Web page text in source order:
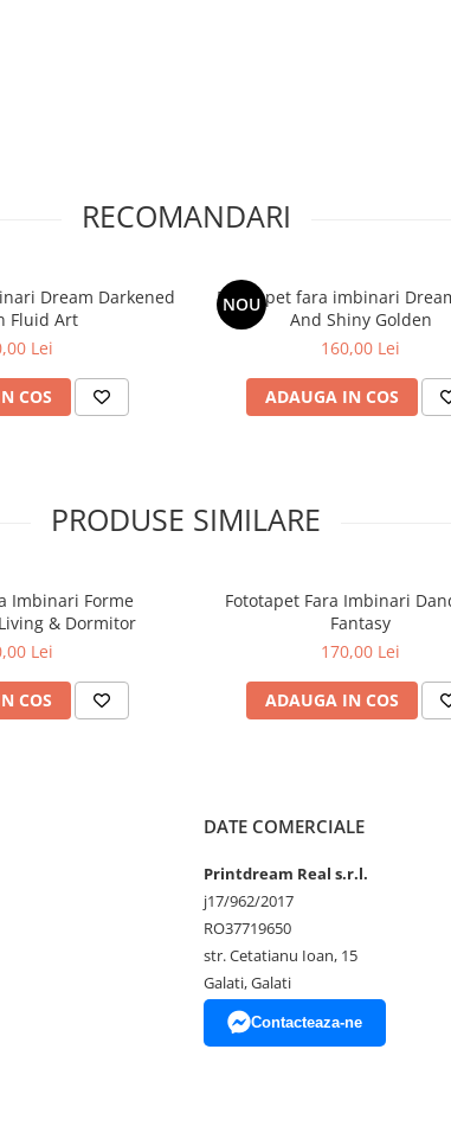
la livrare.
RECOMANDARI
Dream Darkened
Fluid Art
Lei
COS
NOU
Fototapet fara imbinari
And Shiny Golden
160,00 Lei
ADAUGA IN COS
PRODUSE SIMILARE
Imbinari Forme
& Dormitor
Lei
COS
Fototapet Fara Imbinari
Fantasy
170,00 Lei
ADAUGA IN COS
DATE COMERCIALE
Printdream Real s.r.l.
j17/962/2017
RO37719650
str. Cetatianu Ioan, 15
Galati, Galati
Contacteaza-ne